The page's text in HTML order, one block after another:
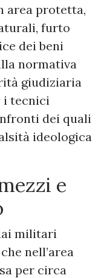
area protetta,
furto
dei beni
normativa
giudiziaria
i tecnici
dei quali
ideologica
e
militari
nell’area
per circa